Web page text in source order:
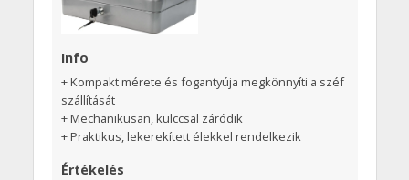
Info
+ Kompakt mérete és fogantyúja megkönnyíti a széf
szállítását
+ Mechanikusan, kulccsal záródik
+ Praktikus, lekerekített élekkel rendelkezik
Értékelés